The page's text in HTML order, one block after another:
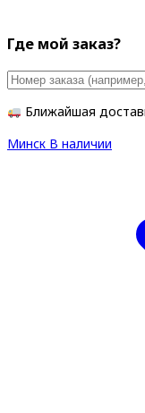
Где мой заказ?
Ближайшая
Минск В наличии